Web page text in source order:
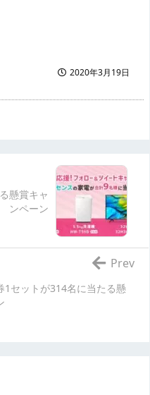
2020年3月19日
懸賞キャ
ンペーン
1セットが314名に当たる懸
Prev